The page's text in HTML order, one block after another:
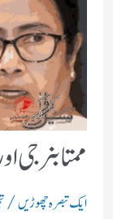
ممتا
ایک تبصرہ چھوڑیں/